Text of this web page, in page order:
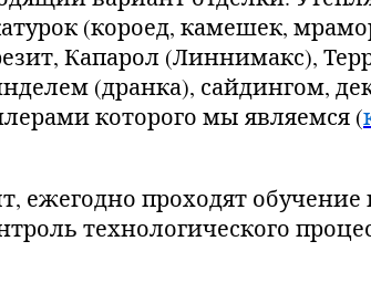
(короед, камешек,
Капарол (Линнимакс),
(дранка), сайдингом,
которого мы являемся (
проходят
технологического